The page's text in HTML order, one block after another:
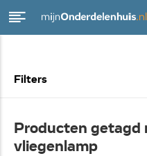
Filters
Producten getagd
vliegenlamp